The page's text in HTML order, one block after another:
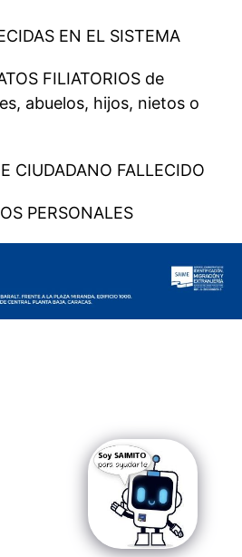
EN EL SISTEMA
FILIATORIOS de
abuelos, hijos, nietos o
CIUDADANO FALLECIDO
PERSONALES